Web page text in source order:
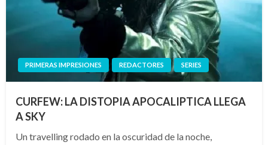
PRIMERAS IMPRESIONES REDACTORES SERIES
CURFEW: LA DISTOPIA APOCALIPTICA LLEGA
A SKY
Un travelling rodado en la oscuridad de la noche,